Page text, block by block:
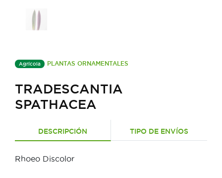
Agrícola PLANTAS ORNAMENTALES
TRADESCANTIA
SPATHACEA
DESCRIPCIÓN TIPO DE ENVÍOS
Rhoeo Discolor